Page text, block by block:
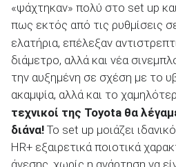
«ψάχτηκαν» πολύ στο set up
πως εκτός από τις ρυθμίσεις
ελατήρια, επέλεξαν
διάμετρο, αλλά και νέα
την αυξημένη σε σχέση με το
ακαμψία, αλλά και το
τεχνικοί της Toyota θα
διάνα! Το set up μοιάζει
HR+ εξαιρετικά ποιοτικά